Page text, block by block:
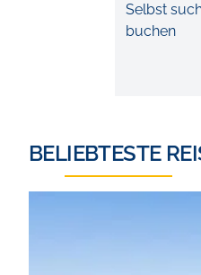
Selbst
buchen
BELIEBTESTE